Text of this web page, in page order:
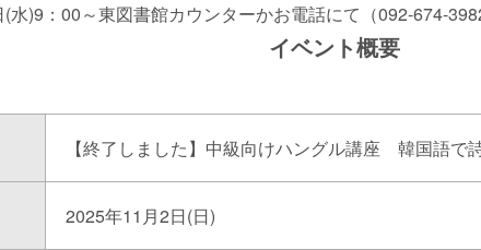
水)9：00～東図書館カウンターかお電話にて（092-674-
イベント概要
【終了しました】中級向けハングル講座 韓国語で
2025年11月2日(日)